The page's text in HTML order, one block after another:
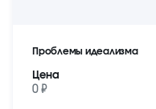
Проблемы идеализма
Цена
0 ₽